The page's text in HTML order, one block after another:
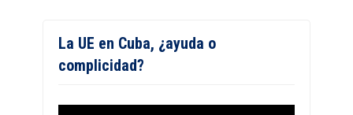
La UE en Cuba, ¿ayuda o
complicidad?